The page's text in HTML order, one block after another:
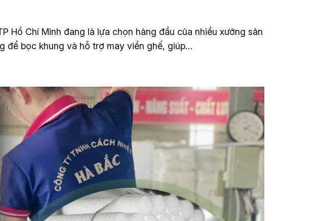
Hồ Chí Minh đang là lựa chọn hàng đầu của nhiều xưởng sản
để bọc khung và hỗ trợ may viền ghế, giúp…